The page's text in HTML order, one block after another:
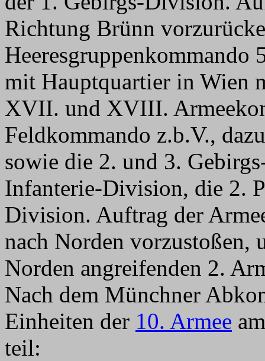
Richtung Brünn
Heeresgruppenkommando
mit Hauptquartier in Wien
XVII. und XVIII.
Feldkommando z.b.V.,
sowie die 2. und 3.
Infanterie-Division, die 2.
Division. Auftrag der
nach Norden vorzustoßen,
Norden angreifenden 2.
Nach dem Münchner
Einheiten der 10. Armee
teil: